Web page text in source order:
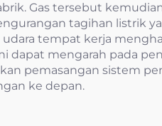
Gas tersebut
tagihan listrik
tempat kerja
dapat mengarah pada
pemasangan sistem
ke depan.